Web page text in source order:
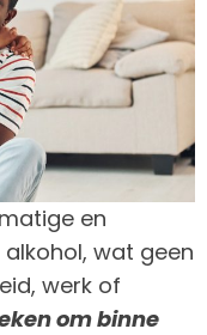
en
wat geen
werk of
om binne